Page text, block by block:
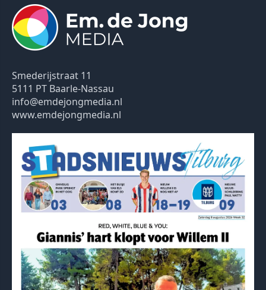
Smederijstraat 11
5111 PT Baarle-Nassau
info@emdejongmedia.nl
www.emdejongmedia.nl